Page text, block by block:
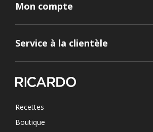
Mon compte
Service à la clientèle
Recettes
Boutique